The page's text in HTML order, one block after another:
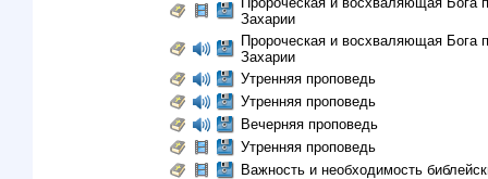
Захарии
Пророческая и восхваляющая Бога
Захарии
Утренняя проповедь
Утренняя проповедь
Вечерняя проповедь
Утренняя проповедь
Важность и необходимость